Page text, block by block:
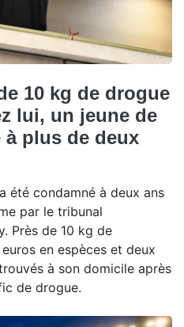
10 kg de drogue
lui, un jeune de
à plus de deux
été condamné à deux ans
par le tribunal
Près de 10 kg de
en espèces et deux
à son domicile après
de drogue.